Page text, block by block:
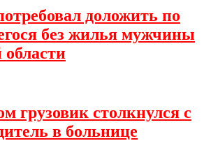
доложить по
без жилья мужчины
грузовик столкнулся с
в больнице